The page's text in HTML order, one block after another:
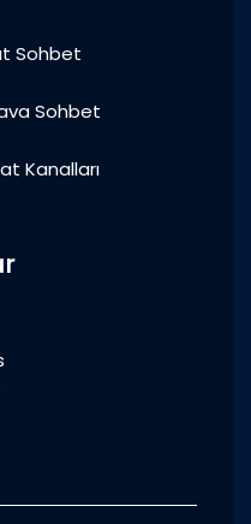
Sohbet
Sohbet
Kanalları